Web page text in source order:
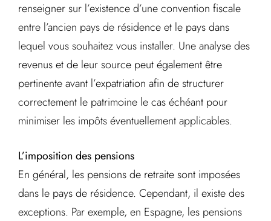
renseigner sur l’existence d’une convention fiscale
entre l’ancien pays de résidence et le pays dans
lequel vous souhaitez vous installer. Une analyse des
revenus et de leur source peut également être
pertinente avant l’expatriation afin de structurer
correctement le patrimoine le cas échéant pour
minimiser les impôts éventuellement applicables.
L’imposition des pensions
En général, les pensions de retraite sont imposées
dans le pays de résidence. Cependant, il existe des
exceptions. Par exemple, en Espagne, les pensions